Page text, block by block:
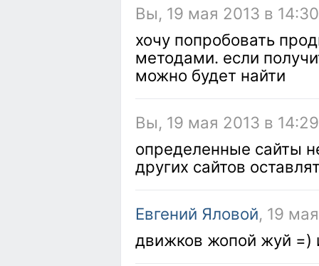
Вы, 19 мая 2013 в
хочу попробовать
методами. если
можно будет найти
Вы, 19 мая 2013 в
определенные сайты
других сайтов
Евгений Яловой, 19
движков жопой жуй